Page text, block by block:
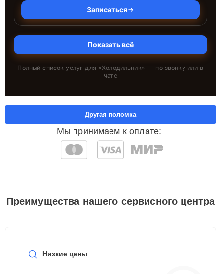
Записаться
Показать всё
Полный список услуг для «Холодильник» — по звонку или в
чате
Мы принимаем к оплате:
Другая поломка
Преимущества нашего сервисного центра
Низкие цены